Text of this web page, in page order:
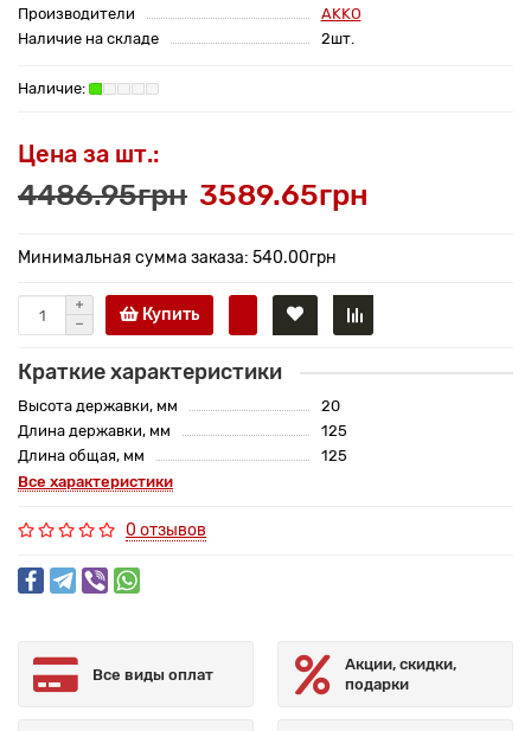
Производители
AKKO
Наличие на складе
2шт.
Цена за шт.:
4486.95грн 3589.65грн
Минимальная сумма заказа: 540.00грн
Купить
Краткие характеристики
Высота державки, мм
20
Длина державки, мм
125
Длина общая, мм
125
Все характеристики
0 отзывов
Все виды оплат
Акции, скидки,
подарки